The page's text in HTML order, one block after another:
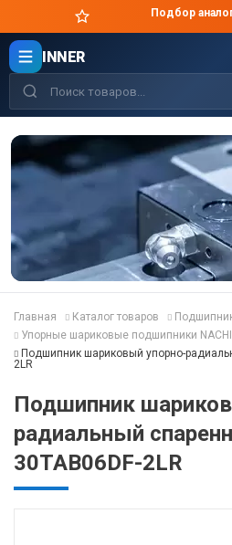
Цены
INNER
Главная Каталог товаров
Упорные шариковые подшипники NACHI
Подшипник шариковый упорно-
2LR
Подшипник
радиальный
30TAB06DF-2LR